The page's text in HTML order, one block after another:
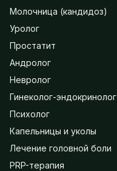
Молочница (кандидоз)
Уролог
Простатит
Андролог
Невролог
Гинеколог-эндокринолог
Психолог
Капельницы и уколы
Лечение головной боли
PRP-терапия